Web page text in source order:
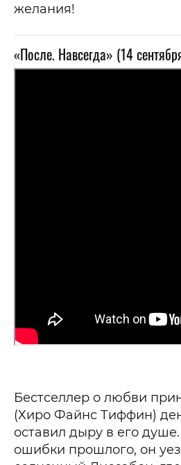
желания!
«После. Навсегда» (14
Бестселлер о любви
(Хиро Файнс Тиффин)
оставил дыру в его
ошибки прошлого, он